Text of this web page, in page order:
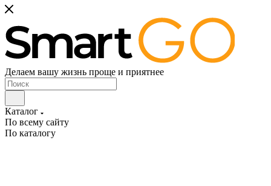
Делаем вашу жизнь проще и приятнее
Каталог
По всему сайту
По каталогу